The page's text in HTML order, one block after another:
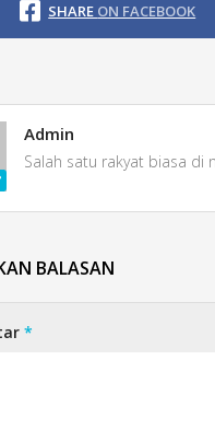
SHARE ON FACEBOOK
Admin
Salah satu rakyat biasa di
BALASAN
*